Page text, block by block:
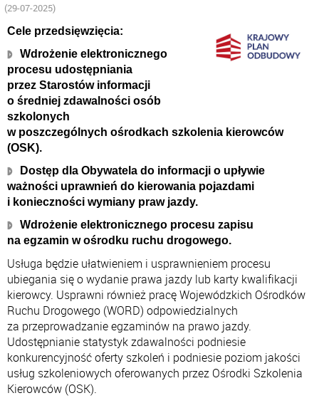
(29-07-2025)
Cele przedsięwzięcia:
Wdrożenie elektronicznego
procesu udostępniania
przez Starostów informacji
o średniej zdawalności osób
szkolonych
w poszczególnych ośrodkach szkolenia kierowców
(OSK).
Dostęp dla Obywatela do informacji o upływie
ważności uprawnień do kierowania pojazdami
i konieczności wymiany praw jazdy.
Wdrożenie elektronicznego procesu zapisu
na egzamin w ośrodku ruchu drogowego.
Usługa będzie ułatwieniem i usprawnieniem procesu
ubiegania się o wydanie prawa jazdy lub karty kwalifikacji
kierowcy. Usprawni również pracę Wojewódzkich Ośrodków
Ruchu Drogowego (WORD) odpowiedzialnych
za przeprowadzanie egzaminów na prawo jazdy.
Udostępnianie statystyk zdawalności podniesie
konkurencyjność oferty szkoleń i podniesie poziom jakości
usług szkoleniowych oferowanych przez Ośrodki Szkolenia
Kierowców (OSK).